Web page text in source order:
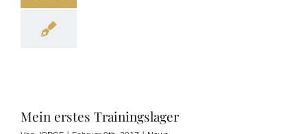
Mein erstes Trainingslager